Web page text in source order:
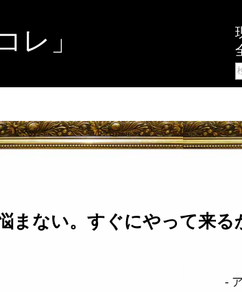
レ」
まない。すぐにやって来る
-